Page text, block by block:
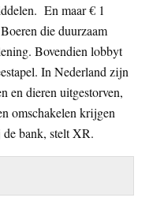
En maar € 1
die duurzaam
Bovendien lobbyt
In Nederland zijn
en dieren uitgestorven,
omschakelen krijgen
bank, stelt XR.